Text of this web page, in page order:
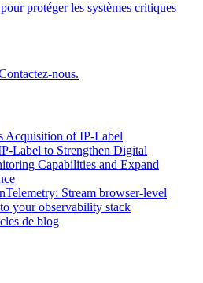
protéger les systèmes critiques
nous.
Acquisition of IP-Label
Label to Strengthen Digital
Capabilities and Expand
Stream browser-level
your observability stack
de blog